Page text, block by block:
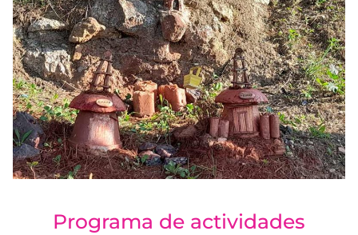
Programa de actividades